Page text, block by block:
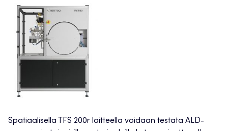
Spatiaalisella TFS 200r laitteella voidaan testata ALD-